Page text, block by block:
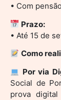
• Com
Prazo:
• Até 15 de
Como
Por via
Social de
prova